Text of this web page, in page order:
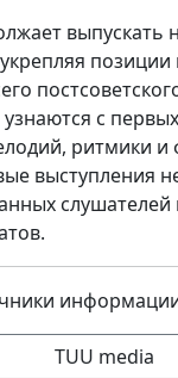
выпускать
позиции
узнаются с
ритмики
выступления
TUU media